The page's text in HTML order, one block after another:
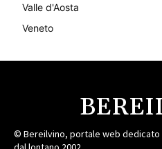
Valle d'Aosta
Veneto
© Bereilvino, portale web dedicato